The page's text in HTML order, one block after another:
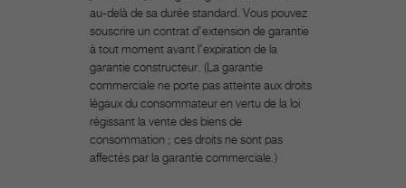
au-delà de sa durée standard. Vous pouvez
souscrire un contrat d'extension de garantie
à tout moment avant l'expiration de la
garantie constructeur. (La garantie
commerciale ne porte pas atteinte aux droits
légaux du consommateur en vertu de la loi
régissant la vente des biens de
consommation ; ces droits ne sont pas
affectés par la garantie commerciale.)​